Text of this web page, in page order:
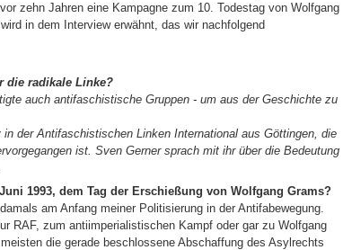
zehn Jahren eine Kampagne zum 10. Todestag von Wolfgang
in dem Interview erwähnt, das wir nachfolgend
die radikale Linke?
auch antifaschistische Gruppen - um aus der Geschichte zu
der Antifaschistischen Linken International aus Göttingen, die
ist. Sven Gerner sprach mit ihr über die Bedeutung
1993, dem Tag der Erschießung von Wolfgang Grams?
am Anfang meiner Politisierung in der Antifabewegung.
RAF, zum antiimperialistischen Kampf oder gar zu Wolfgang
die gerade beschlossene Abschaffung des Asylrechts